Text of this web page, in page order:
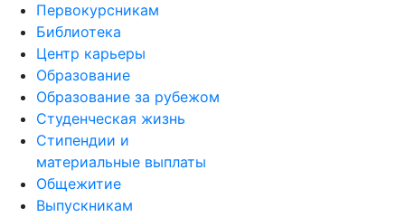
Первокурсникам
Библиотека
Центр карьеры
Образование
Образование за рубежом
Студенческая жизнь
Стипендии и
материальные выплаты
Общежитие
Выпускникам